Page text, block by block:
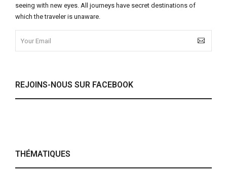
seeing with new eyes. All journeys have secret destinations of
which the traveler is unaware.
REJOINS-NOUS SUR FACEBOOK
THÉMATIQUES